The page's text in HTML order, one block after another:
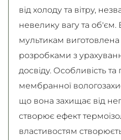
від холоду та вітру,
невелику вагу та об'єм.
мультикам
розробками з
досвіду. Особливість
мембранної
що вона захищає від
створює ефект
властивостям